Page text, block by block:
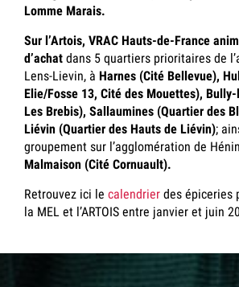
Lomme Marais.
Sur l’Artois, VRAC Hauts-de-France
d’achat dans 5 quartiers prioritaires de
Lens-Lievin, à Harnes (Cité Bellevue),
Elie/Fosse 13, Cité des Mouettes),
Les Brebis), Sallaumines (Quartier des
Liévin (Quartier des Hauts de Liévin);
groupement sur l’agglomération de
Malmaison (Cité Cornuault).
Retrouvez ici le calendrier des épiceries
la MEL et l’ARTOIS entre janvier et juin